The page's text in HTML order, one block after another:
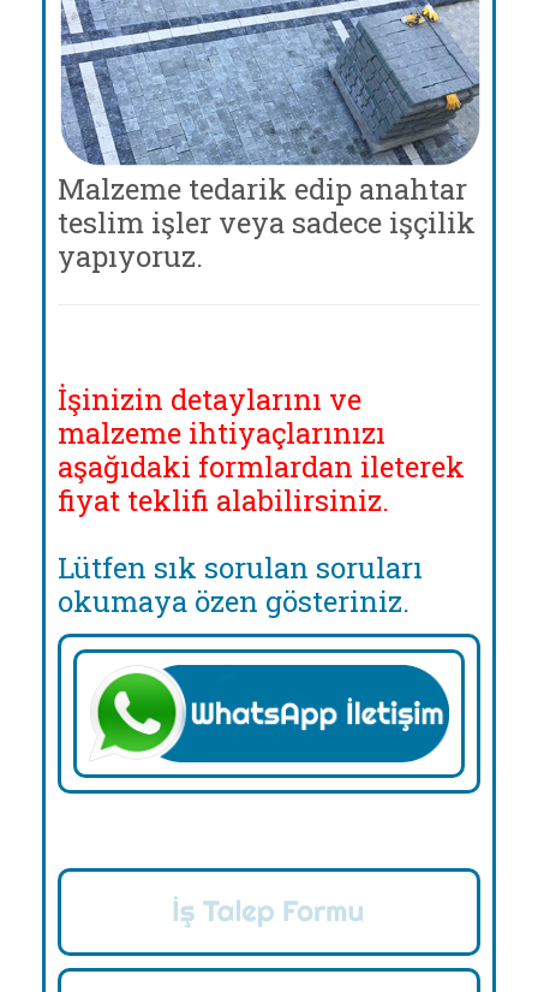
Malzeme tedarik edip anahtar
teslim işler veya sadece işçilik
yapıyoruz.
İşinizin detaylarını ve
malzeme ihtiyaçlarınızı
aşağıdaki formlardan ileterek
fiyat teklifi alabilirsiniz.
Lütfen sık sorulan soruları
okumaya özen gösteriniz.